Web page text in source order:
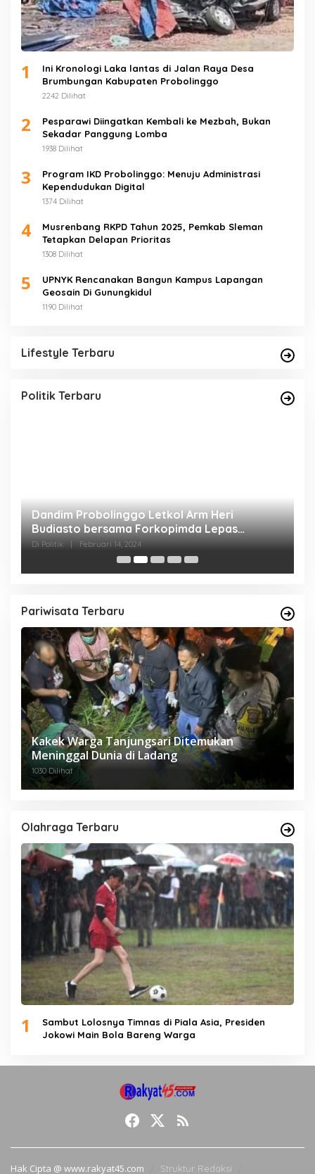
1
Ini Kronologi Laka lantas di Jalan Raya Desa
Brumbungan Kabupaten Probolinggo
2242 Dilihat
2
Pesparawi Diingatkan Kembali ke Mezbah, Bukan
Sekadar Panggung Lomba
1938 Dilihat
3
Program IKD Probolinggo: Menuju Administrasi
Kependudukan Digital
1374 Dilihat
4
Musrenbang RKPD Tahun 2025, Pemkab Sleman
Tetapkan Delapan Prioritas
1308 Dilihat
5
UPNYK Rencanakan Bangun Kampus Lapangan
Geosain Di Gunungkidul
1190 Dilihat
Lifestyle Terbaru
Politik Terbaru
Dandim Probolinggo Letkol Arm Heri
Budiasto bersama Forkopimda Lepas
Pendistribusian Logistik Pemilu
Di Politik Februari 14, 2024
Pariwisata Terbaru
Kakek Warga Tanjungsari Ditemukan
Meninggal Dunia di Ladang
1030 Dilihat
Olahraga Terbaru
1
Sambut Lolosnya Timnas di Piala Asia, Presiden
Jokowi Main Bola Bareng Warga
Hak Cipta @ www.rakyat45.com Struktur Redaksi